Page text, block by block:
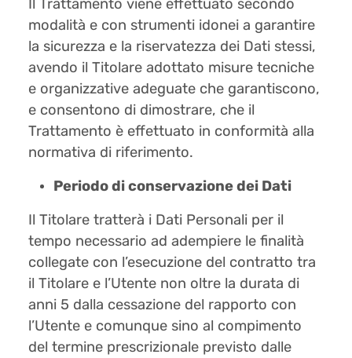
Il Trattamento viene effettuato secondo
modalità e con strumenti idonei a garantire
la sicurezza e la riservatezza dei Dati stessi,
avendo il Titolare adottato misure tecniche
e organizzative adeguate che garantiscono,
e consentono di dimostrare, che il
Trattamento è effettuato in conformità alla
normativa di riferimento.
Periodo di conservazione dei Dati
Il Titolare tratterà i Dati Personali per il
tempo necessario ad adempiere le finalità
collegate con l’esecuzione del contratto tra
il Titolare e l’Utente non oltre la durata di
anni 5 dalla cessazione del rapporto con
l’Utente e comunque sino al compimento
del termine prescrizionale previsto dalle